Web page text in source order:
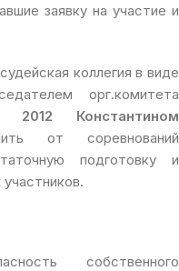
заявку на участие и
коллегия в виде
орг.комитета
2012
Константином
от соревнований
подготовку и
собственного